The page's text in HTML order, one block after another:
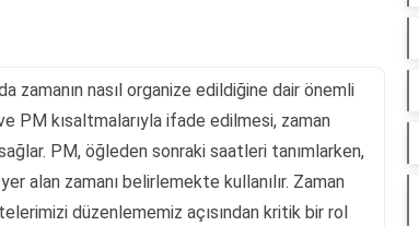
zamanın nasıl organize edildiğine dair önemli
PM kısaltmalarıyla ifade edilmesi, zaman
PM, öğleden sonraki saatleri tanımlarken,
alan zamanı belirlemekte kullanılır. Zaman
düzenlememiz açısından kritik bir rol